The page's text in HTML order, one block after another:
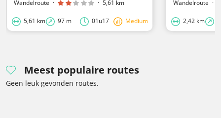
Wandelroute · · 5,61 km
5,61 km 97 m 01u17 Medium
Wandelroute ·
2,42 km
Meest populaire routes
Geen leuk gevonden routes.